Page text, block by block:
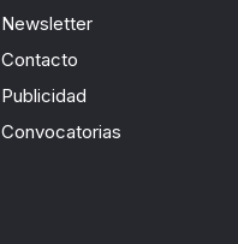
Newsletter
Contacto
Publicidad
Convocatorias